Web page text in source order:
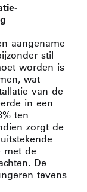
aangename
stil
worden is
wat
van de
in een
ten
zorgt de
met de
De
tevens